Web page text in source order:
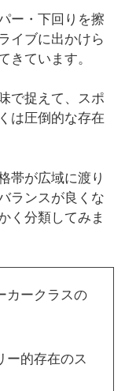
ー・下回りを擦
イブに出かけら
きています。
で捉えて、スポ
は圧倒的な存在
帯が広域に渡り
ランスが良くな
く分類してみま
カークラスの
ー的存在のス